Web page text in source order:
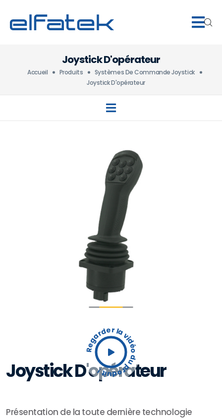
Joystick D'opérateur
Accueil Produits
Systèmes De Commande Joystick
Joystick D'opérateur
Regarder la vidéo du produit !
Joystick D'opérateur
Présentation de la toute dernière technologie